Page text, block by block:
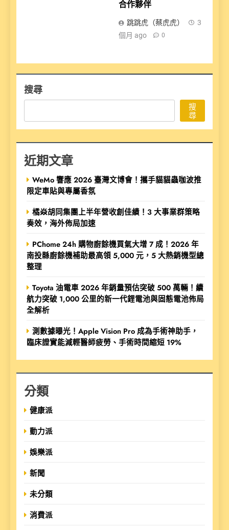
合作夥伴
跳跳虎（蔡虎虎）
3
個月 ago
0
搜尋
搜
尋
近期文章
WeMo 響應 2026 臺灣文博會！攜手貓貓蟲咖波推
限定車貼與專屬香氛
橘焱胡同集團上半年營收創佳績！3 大事業群策略
奏效，海外佈局加速
PChome 24h 購物廚餘機買氣大增 7 成！2026 年
南投縣廚餘機補助最高領 5,000 元，5 大熱銷機型總
整理
Toyota 油電車 2026 年銷量預估突破 500 萬輛！續
航力突破 1,000 公里的新一代鋰電池與固態電池佈局
全解析
測數據曝光！Apple Vision Pro 成為手術神助手，
臨床證實能減輕醫師疲勞、手術時間縮短 19%
分類
健康派
動力派
娛樂派
新聞
未分類
消費派